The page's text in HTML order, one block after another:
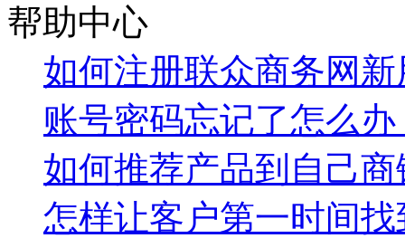
帮助中心
如何注册联众商务网
账号密码忘记了怎么办
如何推荐产品到自己
怎样让客户第一时间